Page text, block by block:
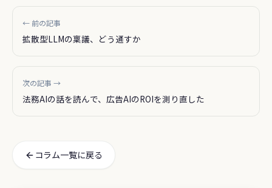
← 前の記事
拡散型LLMの稟議、どう通すか
次の記事 →
法務AIの話を読んで、広告AIのROIを測り直した
コラム一覧に戻る